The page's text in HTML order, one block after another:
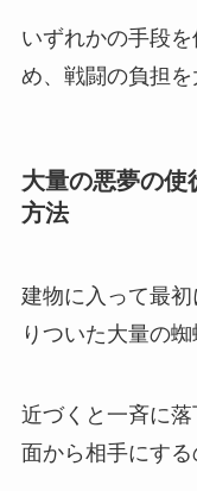
いずれかの手段
め、戦闘の負担を
大量の悪夢の使
方法
建物に入って最
りついた大量の
近づくと一斉に
面から相手にする